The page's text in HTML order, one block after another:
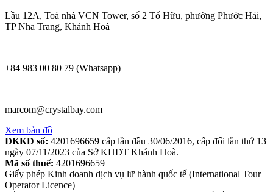
Lầu 12A, Toà nhà VCN Tower, số 2 Tố Hữu, phường Phước Hải,
TP Nha Trang, Khánh Hoà
+84 983 00 80 79 (Whatsapp)
marcom@crystalbay.com
Xem bản đồ
ĐKKD số: 4201696659 cấp lần đầu 30/06/2016, cấp đổi lần thứ 13
ngày 07/11/2023 của Sở KHDT Khánh Hoà.
Mã số thuế: 4201696659
Giấy phép Kinh doanh dịch vụ lữ hành quốc tế (International Tour
Operator Licence)